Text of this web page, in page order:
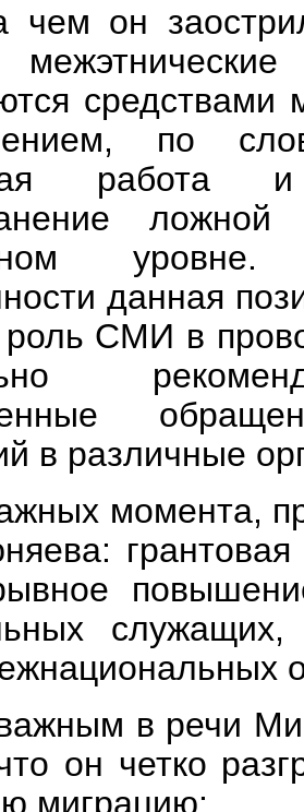
чем он
по
работа
данная
СМИ в
в различные
момента,
в речи
он четко
миграцию: